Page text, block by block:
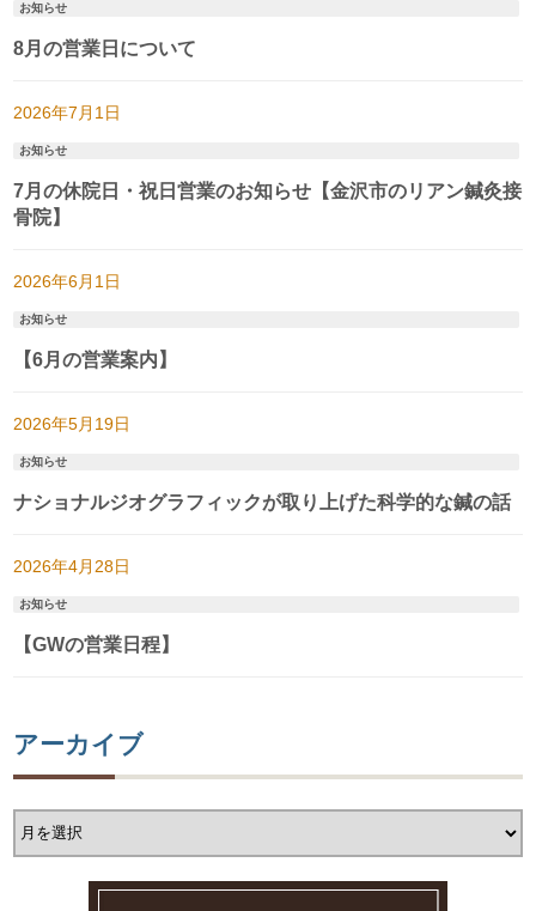
お知らせ
8月の営業日について
2026年7月1日
お知らせ
7月の休院日・祝日営業のお知らせ【金沢市のリアン鍼灸接
骨院】
2026年6月1日
お知らせ
【6月の営業案内】
2026年5月19日
お知らせ
ナショナルジオグラフィックが取り上げた科学的な鍼の話
2026年4月28日
お知らせ
【GWの営業日程】
アーカイブ
ア
ー